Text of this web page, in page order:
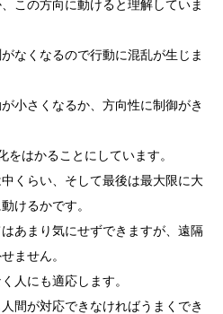
この方向に動けると理解していま
なくなるので行動に混乱が生じま
小さくなるか、方向性に制御がき
はかることにしています。
くらい、そして最後は最大限に大
けるかです。
あまり気にせずできますが、遠隔
ません。
人にも適応します。
間が対応できなければうまくでき